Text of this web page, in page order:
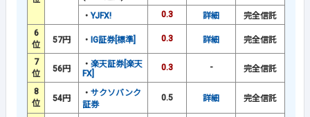
・ YJFX! 0.3 詳細
完全信託
6
位
57円 ・ IG証券[標準] 0.3 詳細 完全信託
7
位
56円 ・ 楽天証券[楽天
FX]
0.3 - 完全信託
8
位
54円
・ サクソバンク
証券
0.5 詳細 完全信託